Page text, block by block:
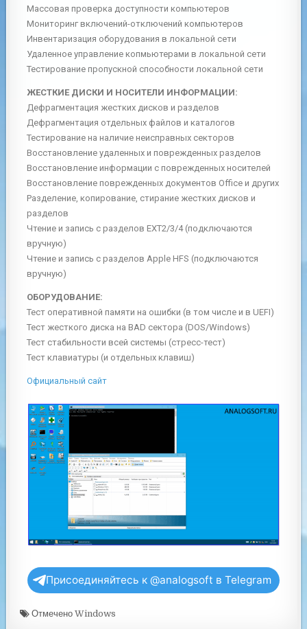
Массовая проверка доступности компьютеров
Мониторинг включений-отключений компьютеров
Инвентаризация оборудования в локальной сети
Удаленное управление копмьютерами в локальной сети
Тестирование пропускной способности локальной сети
ЖЕСТКИЕ ДИСКИ И НОСИТЕЛИ ИНФОРМАЦИИ:
Дефрагментация жестких дисков и разделов
Дефрагментация отдельных файлов и каталогов
Тестирование на наличие неисправных секторов
Восстановление удаленных и поврежденных разделов
Восстановление информации с поврежденных носителей
Восстановление поврежденных документов Office и других
Разделение, копирование, стирание жестких дисков и
разделов
Чтение и запись с разделов EXT2/3/4 (подключаются
вручную)
Чтение и запись с разделов Apple HFS (подключаются
вручную)
ОБОРУДОВАНИЕ:
Тест оперативной памяти на ошибки (в том числе и в UEFI)
Тест жесткого диска на BAD сектора (DOS/Windows)
Тест стабильности всей системы (стресс-тест)
Тест клавиатуры (и отдельных клавиш)
Официальный сайт
Присоединяйтесь к @analogsoft в Telegram
ОтмеченоWindows